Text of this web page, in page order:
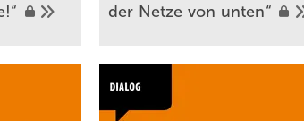
der Netze von unten“